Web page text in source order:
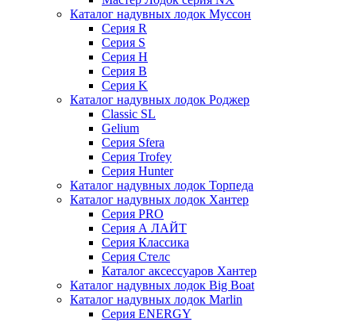
Каталог надувных лодок Муссон
Серия R
Серия S
Серия H
Серия B
Серия K
Каталог надувных лодок Роджер
Classic SL
Gelium
Серия Sfera
Серия Trofey
Серия Hunter
Каталог надувных лодок Торпеда
Каталог надувных лодок Хантер
Серия PRO
Серия А ЛАЙТ
Серия Классика
Серия Стелс
Каталог аксессуаров Хантер
Каталог надувных лодок Big Boat
Каталог надувных лодок Marlin
Серия ENERGY